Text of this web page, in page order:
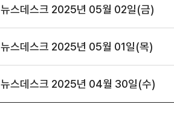
뉴스데스크 2025년 05월 02일(금)
뉴스데스크 2025년 05월 01일(목)
뉴스데스크 2025년 04월 30일(수)